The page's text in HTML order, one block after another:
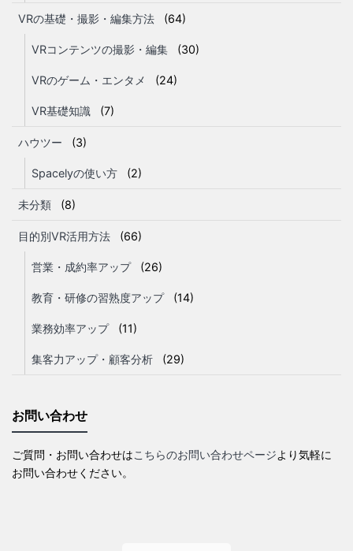
VRの基礎・撮影・編集方法 (64)
VRコンテンツの撮影・編集 (30)
VRのゲーム・エンタメ (24)
VR基礎知識 (7)
ハウツー (3)
Spacelyの使い方 (2)
未分類 (8)
目的別VR活用方法 (66)
営業・成約率アップ (26)
教育・研修の習熟度アップ (14)
業務効率アップ (11)
集客力アップ・顧客分析 (29)
お問い合わせ
ご質問・お問い合わせはこちらのお問い合わせページより気軽に
お問い合わせください。